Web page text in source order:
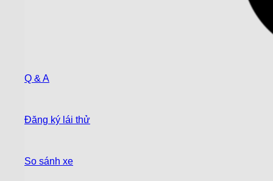
Q & A
Đăng ký lái thử
So sánh xe